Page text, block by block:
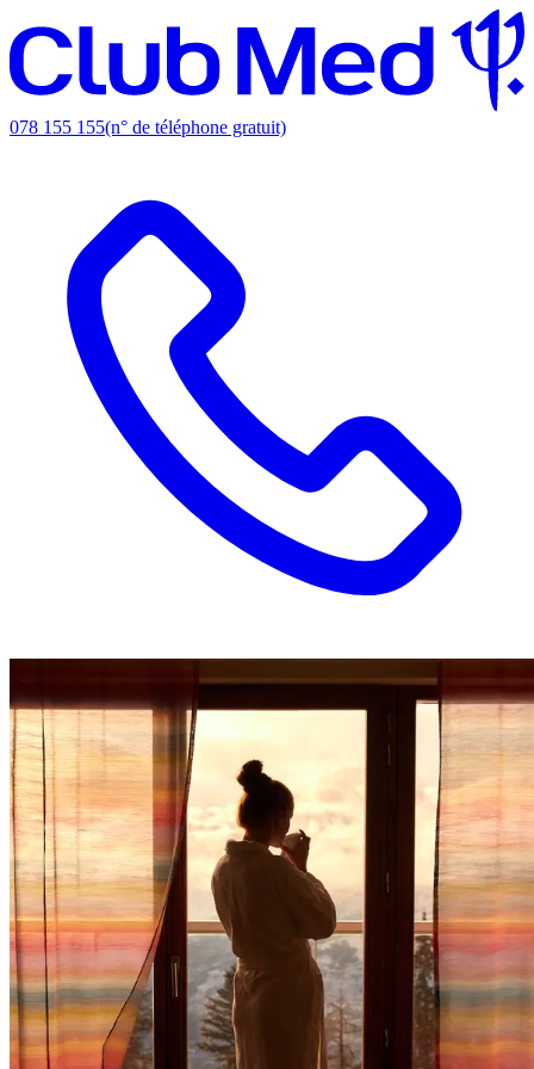
078 155 155(n° de téléphone gratuit)